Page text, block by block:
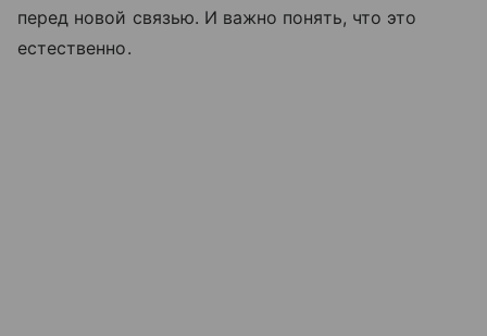
перед новой связью. И важно понять, что это
естественно.